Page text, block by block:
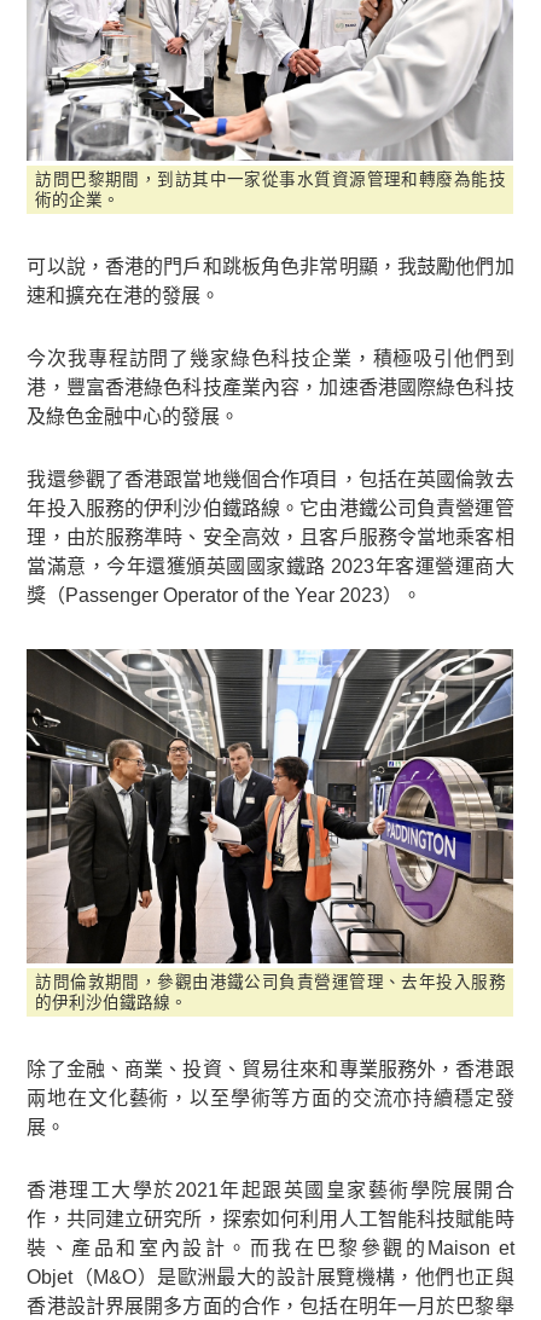
訪問巴黎期間，到訪其中一家從事水質資源管理和轉廢為能技
術的企業。
可以說，香港的門戶和跳板角色非常明顯，我鼓勵他們加
速和擴充在港的發展。
今次我專程訪問了幾家綠色科技企業，積極吸引他們到
港，豐富香港綠色科技產業內容，加速香港國際綠色科技
及綠色金融中心的發展。
我還參觀了香港跟當地幾個合作項目，包括在英國倫敦去
年投入服務的伊利沙伯鐵路線。它由港鐵公司負責營運管
理，由於服務準時、安全高效，且客戶服務令當地乘客相
當滿意，今年還獲頒英國國家鐵路 2023年客運營運商大
獎（Passenger Operator of the Year 2023）。
訪問倫敦期間，參觀由港鐵公司負責營運管理、去年投入服務
的伊利沙伯鐵路線。
除了金融、商業、投資、貿易往來和專業服務外，香港跟
兩地在文化藝術，以至學術等方面的交流亦持續穩定發
展。
香港理工大學於2021年起跟英國皇家藝術學院展開合
作，共同建立研究所，探索如何利用人工智能科技賦能時
裝、產品和室內設計。而我在巴黎參觀的Maison et
Objet（M&O）是歐洲最大的設計展覽機構，他們也正與
香港設計界展開多方面的合作，包括在明年一月於巴黎舉